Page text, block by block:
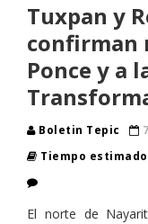
Tuxpan y
confirman
Ponce y a
Boletin Tepic
Tiempo
El norte de